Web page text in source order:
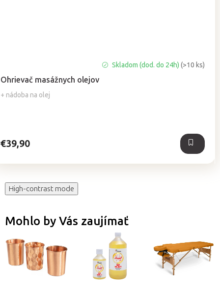
Ohrievač masážnych olejov
+ nádoba na olej
hodnotenie
produktu
je
Skladom (dod. do 24h)(>10 ks)
€39,90
High-contrast mode
Mohlo by Vás zaujímať